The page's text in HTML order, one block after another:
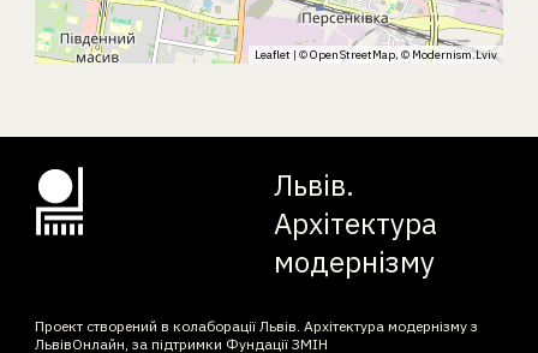
Leaflet | ©OpenStreetMap, © Modernism.Lviv
Львів.
Архітектура
модернізму
Проект створений в колаборації Львів. Архітектура модернізму з
ЛьвівОнлайн, за підтримки Фундації ЗМІН